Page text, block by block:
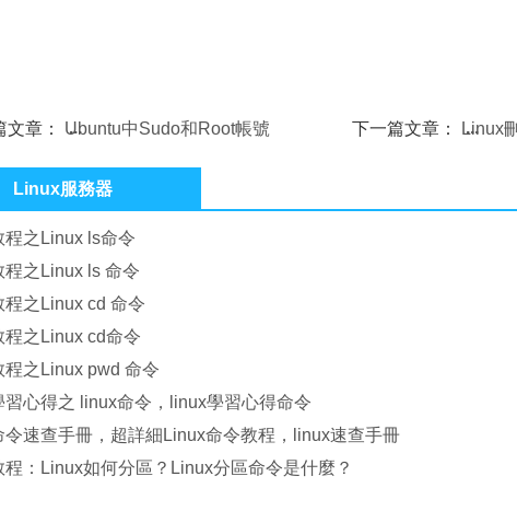
文章： Ubuntu中Sudo和Root帳號
下一篇文章：
Linux
Linux服務器
程之Linux ls命令
程之Linux ls 命令
程之Linux cd 命令
程之Linux cd命令
程之Linux pwd 命令
習心得之 linux命令，linux學習心得命令
令速查手冊，超詳細Linux命令教程，linux速查手冊
程：Linux如何分區？Linux分區命令是什麼？